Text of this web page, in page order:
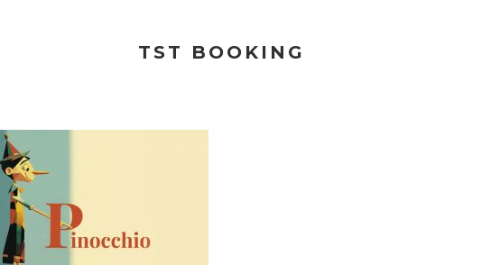
TST BOOKING